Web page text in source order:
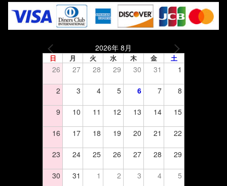
2026年 8月
日 月 火 水 木 金 土
26 27 28 29 30 31 1
2 3 4 5 6 7 8
9 10 11 12 13 14 15
16 17 18 19 20 21 22
23 24 25 26 27 28 29
30 31 1 2 3 4 5